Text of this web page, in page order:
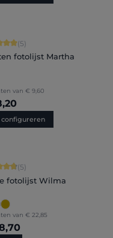
waardering van 5 van 5
(5)
fotolijst Martha
van € 9,60
configureren
waardering van 4.8 van
(5)
fotolijst Wilma
van € 22,85